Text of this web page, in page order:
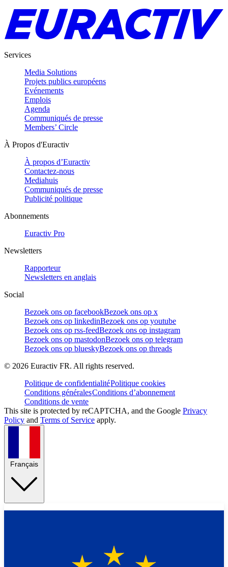
Services
Media Solutions
Projets publics européens
Evénements
Emplois
Agenda
Communiqués de presse
Members’ Circle
À Propos d'Euractiv
À propos d’Euractiv
Contactez-nous
Mediahuis
Communiqués de presse
Publicité politique
Abonnements
Euractiv Pro
Newsletters
Rapporteur
Newsletters en anglais
Social
Bezoek ons op facebookBezoek ons op x
Bezoek ons op linkedinBezoek ons op youtube
Bezoek ons op rss-feedBezoek ons op instagram
Bezoek ons op mastodonBezoek ons op telegram
Bezoek ons op blueskyBezoek ons op threads
© 2026 Euractiv FR. All rights reserved.
Politique de confidentialitéPolitique cookies
Conditions généralesConditions d’abonnement
Conditions de vente
This site is protected by reCAPTCHA, and the Google Privacy
Policy and Terms of Service apply.
Français